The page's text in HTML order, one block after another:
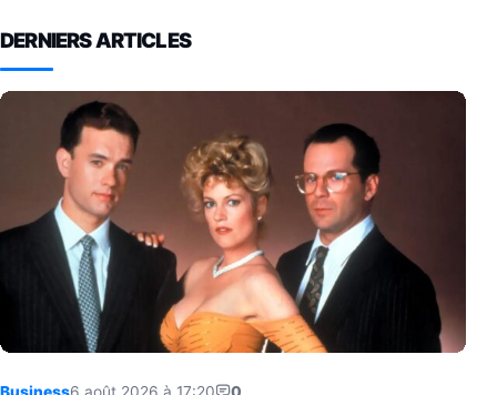
DERNIERS ARTICLES
Business6 août 2026 à 17:20 0